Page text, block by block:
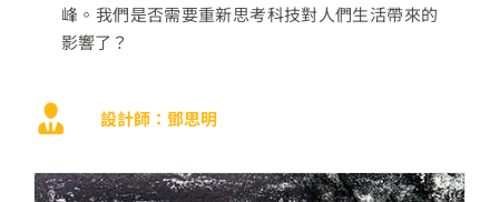
峰。我們是否需要重新思考科技對人們生活帶來的
影響了？
設計師：鄧思明